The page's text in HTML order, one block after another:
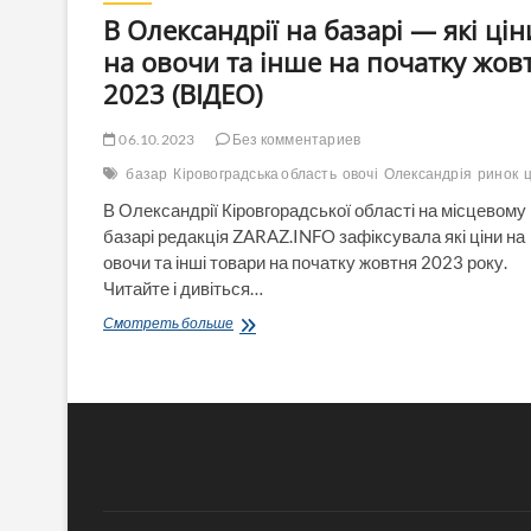
В Олександрії на базарі — які
на овочи та інше на початку
2023 (ВІДЕО)
06.10.2023
Без комментариев
базар Кіровоградська область овочі Олександрія ринок
В Олександрії Кіровгорадської області на місцевому
базарі редакція ZARAZ.INFO зафіксувала які ціни на
овочи та інші товари на початку жовтня 2023 року.
Читайте і дивіться…
Смотреть большеВ
—